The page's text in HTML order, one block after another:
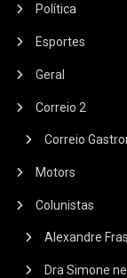
Política
Esportes
Geral
Correio 2
Correio
Motors
Colunistas
Alexandre
Dra Simone